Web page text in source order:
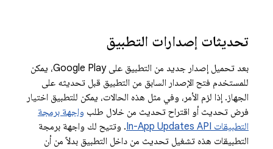
تحديثات إصدارات التطبيق
بعد تحميل إصدار جديد من التطبيق على Google Play، يمكن
للمستخدم فتح الإصدار السابق من التطبيق قبل تحديثه على
الجهاز. إذا لزم الأمر، وفي مثل هذه الحالات، يمكن للتطبيق اختيار
فرض تحديث أو اقتراح تحديث من خلال طلب واجهة برمجة
التطبيقات In-App Updates API
. وتتيح لك واجهة برمجة
التطبيقات هذه تشغيل تحديث من داخل التطبيق بدلاً من أن